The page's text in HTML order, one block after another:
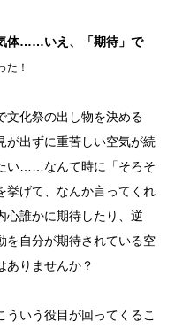
体……いえ、「期待」で
た！
文化祭の出し物を決める
が出ずに重苦しい空気が続
い……なんて時に「そろそ
挙げて、なんか言ってくれ
心誰かに期待したり、逆
を自分が期待されている空
ありませんか？
ういう役目が回ってくるこ